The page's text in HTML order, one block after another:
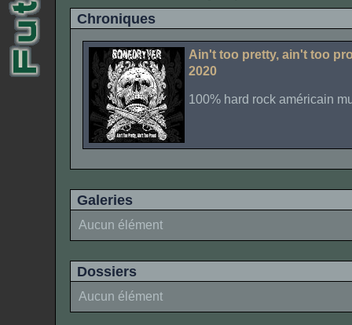
Chroniques
Ain't too pretty, ain't too
2020
100% hard rock américain
Galeries
Aucun élément
Dossiers
Aucun élément